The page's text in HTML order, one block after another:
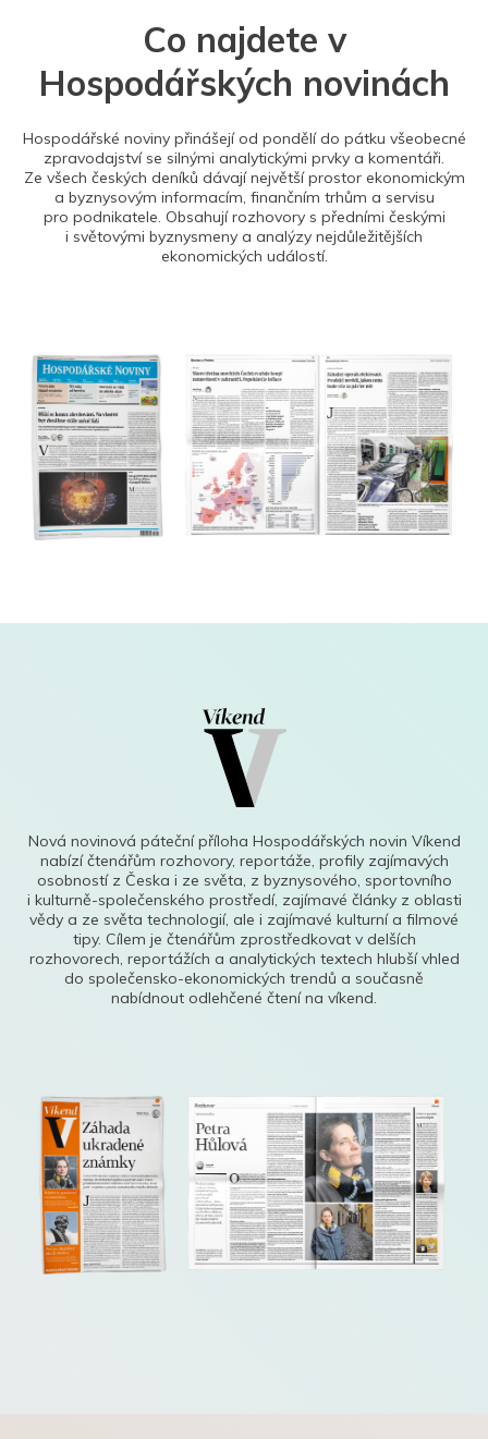
Co najdete v
Hospodářských novinách
Hospodářské noviny přinášejí od pondělí do pátku všeobecné
zpravodajství se silnými analytickými prvky a komentáři.
Ze všech českých deníků dávají největší prostor ekonomickým
a byznysovým informacím, finančním trhům a servisu
pro podnikatele. Obsahují rozhovory s předními českými
i světovými byznysmeny a analýzy nejdůležitějších
ekonomických událostí.
Nová novinová páteční příloha Hospodářských novin Víkend
nabízí čtenářům rozhovory, reportáže, profily zajímavých
osobností z Česka i ze světa, z byznysového, sportovního
i kulturně-společenského prostředí, zajímavé články z oblasti
vědy a ze světa technologií, ale i zajímavé kulturní a filmové
tipy. Cílem je čtenářům zprostředkovat v delších
rozhovorech, reportážích a analytických textech hlubší vhled
do společensko-ekonomických trendů a současně
nabídnout odlehčené čtení na víkend.